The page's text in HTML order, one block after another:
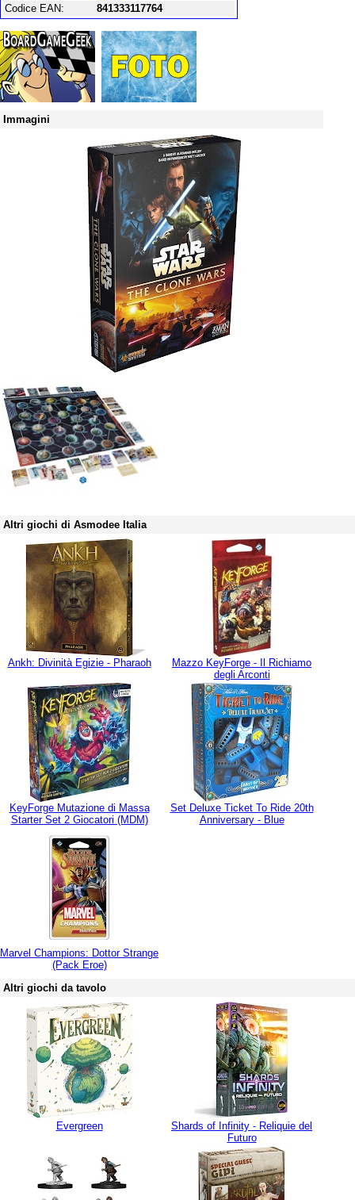
Codice EAN:
841333117764
Immagini
Altri giochi di Asmodee Italia
Ankh: Divinità Egizie - Pharaoh
Mazzo KeyForge - Il Richiamo
degli Arconti
KeyForge Mutazione di Massa
Starter Set 2 Giocatori (MDM)
Set Deluxe Ticket To Ride 20th
Anniversary - Blue
Marvel Champions: Dottor Strange
(Pack Eroe)
Altri giochi da tavolo
Evergreen
Shards of Infinity - Reliquie del
Futuro